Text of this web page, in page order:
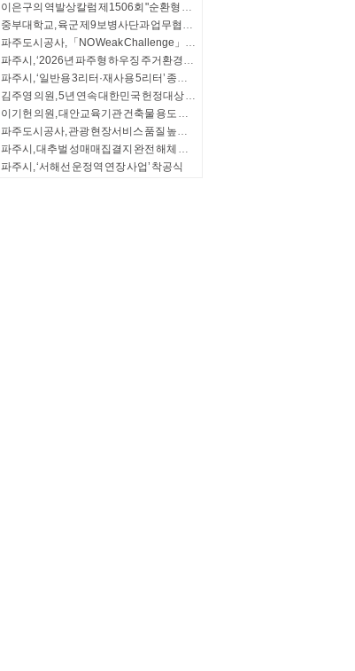
이은구의 역발상칼럼 제1506회 "순환형 집단이주단지 급하다"
중부대학교, 육군 제9보병사단과 업무협약 체결
파주도시공사, 「NO Weak Challenge」 청소년 마약 예방 릴레이 캠페인 동참
파주시, ‘2026년 파주형 하우징 주거환경개선사업’ 기탁식
파주시, ‘일반용 3리터·재사용 5리터’ 종량제봉투 판매 개시
김주영 의원, 5년 연속 대한민국 헌정대상 수상
이기헌 의원, 대안교육기관 건축물 용도 문제 해결 ‘결실’ “고양자유학교 폐쇄 위기 해소”
파주도시공사, 관광 현장서비스 품질 높인다.
파주시, 대추벌 성매매집결지 완전 해체 사업 추진
파주시, ‘서해선 운정역 연장 사업’ 착공식